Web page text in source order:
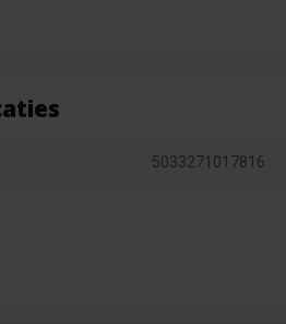
5033271017816